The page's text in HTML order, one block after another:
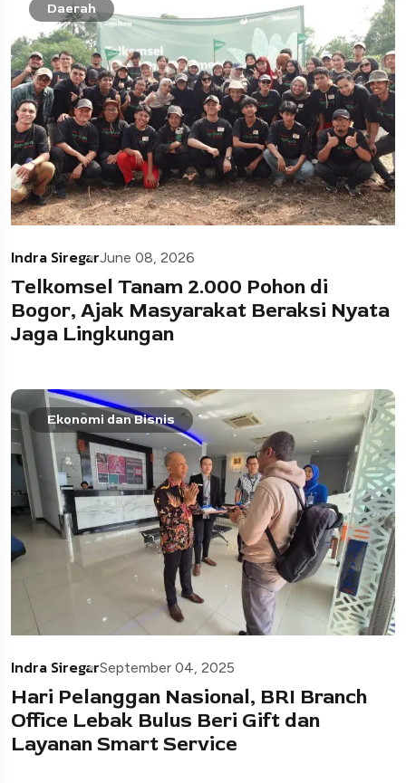
Daerah
Indra SiregarJune 08, 2026
Telkomsel Tanam 2.000 Pohon di
Bogor, Ajak Masyarakat Beraksi Nyata
Jaga Lingkungan
Ekonomi dan Bisnis
Indra SiregarSeptember 04, 2025
Hari Pelanggan Nasional, BRI Branch
Office Lebak Bulus Beri Gift dan
Layanan Smart Service